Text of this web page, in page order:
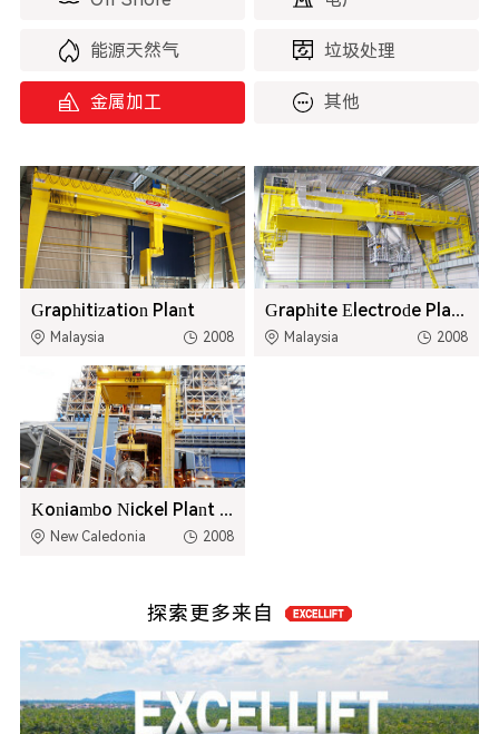
能源天然气 垃圾处理
金属加工 其他
Graphitization Plant
Malaysia 2008
Graphite Electrode Plant
Malaysia 2008
Koniambo Nickel Plant Project
New Caledonia 2008
探索更多来自